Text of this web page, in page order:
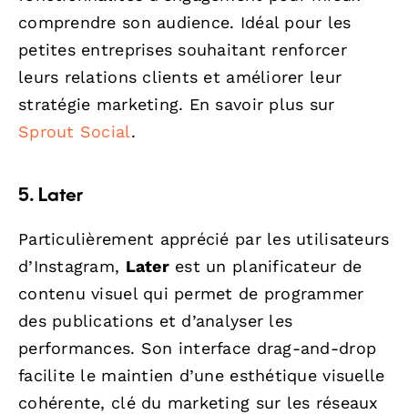
comprendre son audience. Idéal pour les
petites entreprises souhaitant renforcer
leurs relations clients et améliorer leur
stratégie marketing. En savoir plus sur
Sprout Social.
5. Later
Particulièrement apprécié par les utilisateurs
d’Instagram, Laterest un planificateur de
contenu visuel qui permet de programmer
des publications et d’analyser les
performances. Son interface drag-and-drop
facilite le maintien d’une esthétique visuelle
cohérente, clé du marketing sur les réseaux